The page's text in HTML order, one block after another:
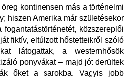
kontinensen más a történelmi
hiszen Amerika már születésekor
fogantatástörténetét, közszereplői
fiktív, eltúlzott hőstetteikről szóló
látogattak, a westernhősök
ponyvákat – majd jót derültek
őket a sarokba. Vagyis jobb